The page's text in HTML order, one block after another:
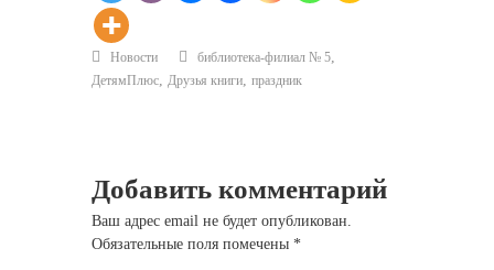
Новости библиотека-филиал № 5
ДетямПлюс Друзья книги ,праздник
Добавить комментарий
Ваш адрес email не будет опубликован.
Обязательные поля помечены*